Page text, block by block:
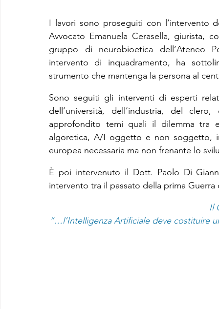
I lavori sono proseguiti con l’intervento
Avvocato Emanuela Cerasella, giurista,
gruppo di neurobioetica dell’Ateneo
intervento di inquadramento, ha
strumento che mantenga la persona al
Sono seguiti gli interventi di esperti
dell’università, dell’industria, del
approfondito temi quali il dilemma tra
algoretica, A/I oggetto e non soggetto,
europea necessaria ma non frenante lo
È poi intervenuto il Dott. Paolo Di
intervento tra il passato della prima
Il
“…l’Intelligenza Artificiale deve costituire